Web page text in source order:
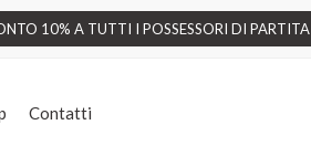
10% A TUTTI I POSSESSORI DI
Contatti